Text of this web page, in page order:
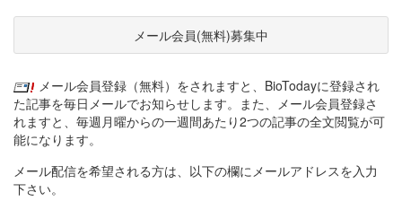
メール会員(無料)募集中
メール会員登録（無料）をされますと、BioTodayに登録され
た記事を毎日メールでお知らせします。また、メール会員登録さ
れますと、毎週月曜からの一週間あたり2つの記事の全文閲覧が可
能になります。
メール配信を希望される方は、以下の欄にメールアドレスを入力
下さい。